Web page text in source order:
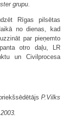
grupu.
Rīgas pilsētas
no dienas, kad
par pieņemto
otro daļu, LR
un Civilprocesa
P.Vilks